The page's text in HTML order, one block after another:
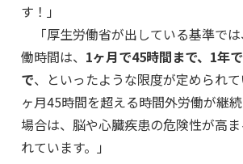
す！」
「厚生労働省が出している基準で
働時間は、 1ヶ月で45時間まで、1年
で、といったような限度が定められ
ヶ月45時間を超える時間外労働が継
場合は、脳や心臓疾患の危険性が高
れています。」